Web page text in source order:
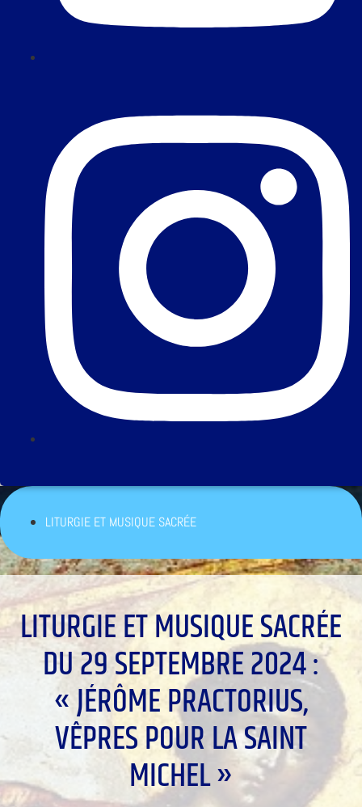
LITURGIE ET MUSIQUE SACRÉE
LITURGIE ET MUSIQUE SACRÉE
DU 29 SEPTEMBRE 2024 :
« JÉRÔME PRACTORIUS,
VÊPRES POUR LA SAINT
MICHEL »